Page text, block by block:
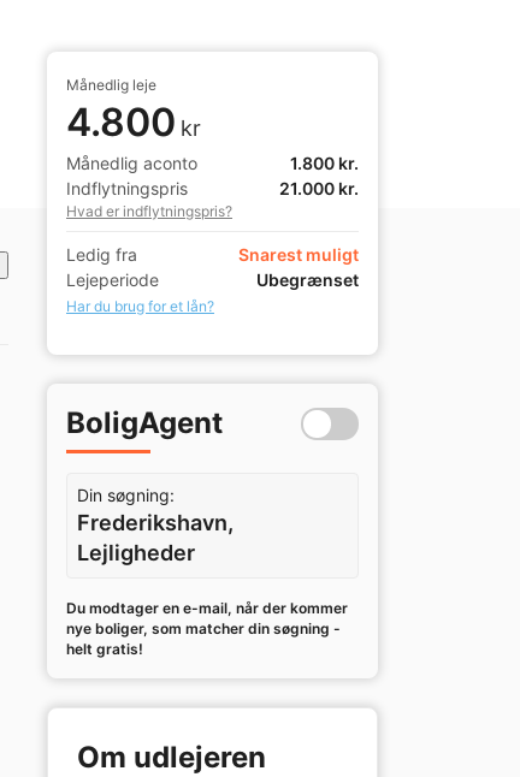
Månedlig leje
4.800 kr
Månedlig aconto
1.800 kr.
Indflytningspris
21.000 kr.
Hvad er indflytningspris?
Ledig fra
Snarest muligt
Lejeperiode
Ubegrænset
Har du brug for et lån?
BoligAgent
Din søgning:
Frederikshavn,
Lejligheder
Du modtager en e-mail, når der kommer
nye boliger, som matcher din søgning -
helt gratis!
Om udlejeren